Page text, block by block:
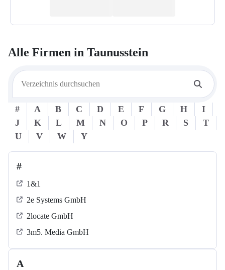
Alle Firmen in Taunusstein
# A B C D E F G H
I
J
K L M N O P R S
T
U
V W Y
#
1&1
2e Systems GmbH
2locate GmbH
3m5. Media GmbH
A